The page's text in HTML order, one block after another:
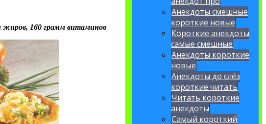
жиров, 160 грамм витаминов
Анекдоты смешные
короткие новые
Короткие анекдоты
самые смешные
Анекдоты короткие
новые
Анекдоты до слёз
короткие читать
Читать короткие
анекдоты
Самый короткий